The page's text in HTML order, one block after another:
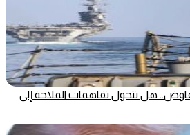
هل تتحول تفاهمات الملاحة إلى